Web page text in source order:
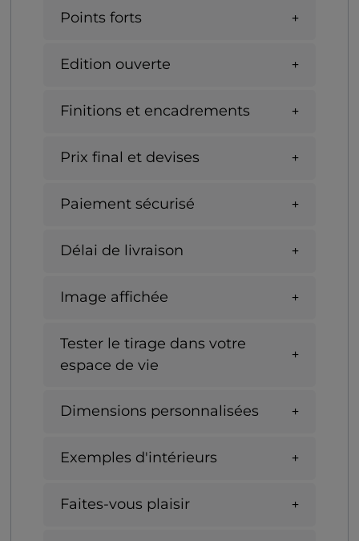
Points forts
Edition ouverte
Finitions et encadrements
Prix final et devises
Paiement sécurisé
Délai de livraison
Image affichée
Tester le tirage dans votre
espace de vie
Dimensions personnalisées
Exemples d'intérieurs
Faites-vous plaisir